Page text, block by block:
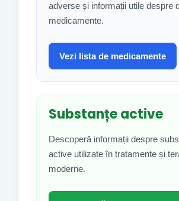
adverse și informații utile despre
medicamente.
Vezi lista de medicamente
Substanțe active
Descoperă informații despre
active utilizate în tratamente și
moderne.